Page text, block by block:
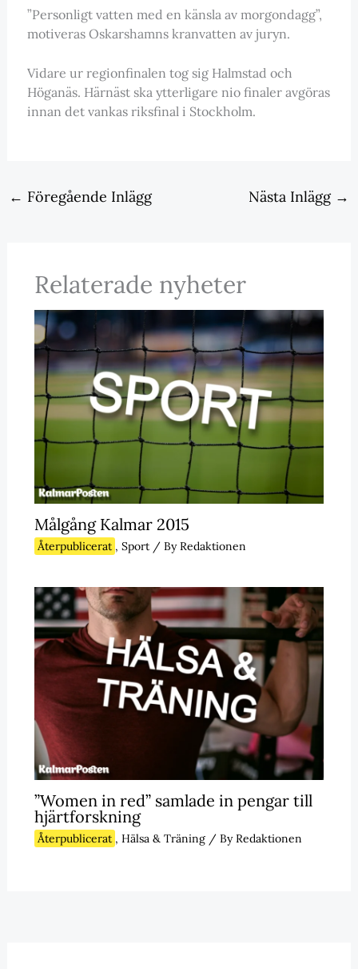
”Personligt vatten med en känsla av morgondagg”,
motiveras Oskarshamns kranvatten av juryn.
Vidare ur regionfinalen tog sig Halmstad och
Höganäs. Härnäst ska ytterligare nio finaler avgöras
innan det vankas riksfinal i Stockholm.
← Föregående Inlägg Nästa Inlägg →
Relaterade nyheter
Målgång Kalmar 2015
Återpublicerat , Sport/ ByRedaktionen
”Women in red” samlade in pengar till
hjärtforskning
Återpublicerat , Hälsa & Träning/ ByRedaktionen